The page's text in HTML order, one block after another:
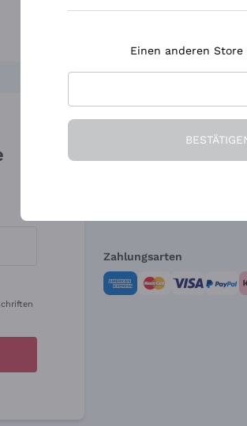
Die Firma
Zahlungsarten
Einen anderen Store